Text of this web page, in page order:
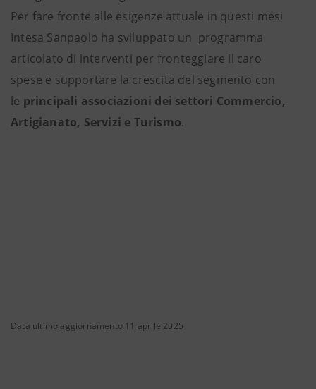
Per fare fronte alle esigenze attuale in questi mesi
Intesa Sanpaolo ha sviluppato un programma
articolato di interventi per fronteggiare il caro
spese e supportare la crescita del segmento con
le principali associazioni dei settori Commercio,
Artigianato, Servizi e Turismo.
Data ultimo aggiornamento 11 aprile 2025